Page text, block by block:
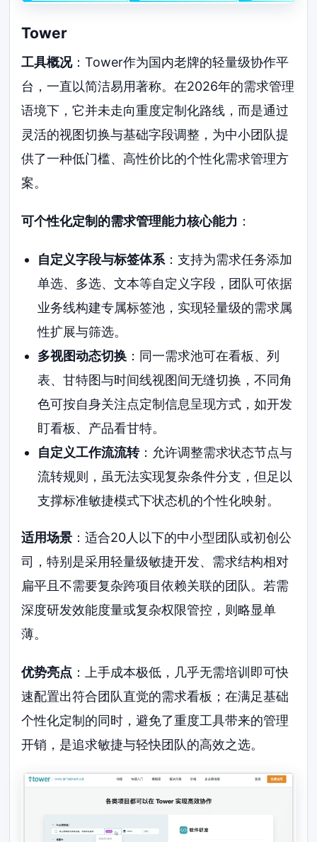
Tower
工具概况：Tower作为国内老牌的轻量级协作平
台，一直以简洁易用著称。在2026年的需求管理
语境下，它并未走向重度定制化路线，而是通过
灵活的视图切换与基础字段调整，为中小团队提
供了一种低门槛、高性价比的个性化需求管理方
案。
可个性化定制的需求管理能力核心能力 ：
自定义字段与标签体系：支持为需求任务添加
单选、多选、文本等自定义字段，团队可依据
业务线构建专属标签池，实现轻量级的需求属
性扩展与筛选。
多视图动态切换：同一需求池可在看板、列
表、甘特图与时间线视图间无缝切换，不同角
色可按自身关注点定制信息呈现方式，如开发
盯看板、产品看甘特。
自定义工作流流转：允许调整需求状态节点与
流转规则，虽无法实现复杂条件分支，但足以
支撑标准敏捷模式下状态机的个性化映射。
适用场景 ：适合20人以下的中小型团队或初创公
司，特别是采用轻量级敏捷开发、需求结构相对
扁平且不需要复杂跨项目依赖关联的团队。若需
深度研发效能度量或复杂权限管控，则略显单
薄。
优势亮点 ：上手成本极低，几乎无需培训即可快
速配置出符合团队直觉的需求看板；在满足基础
个性化定制的同时，避免了重度工具带来的管理
开销，是追求敏捷与轻快团队的高效之选。